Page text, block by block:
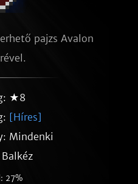
pajzs Avalon
★8
[Híres]
Mindenki
27%